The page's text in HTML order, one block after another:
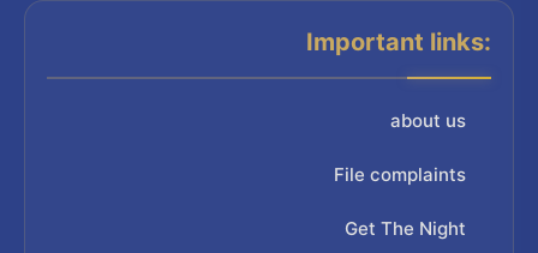
Important links:
about us
File complaints
Get The Night